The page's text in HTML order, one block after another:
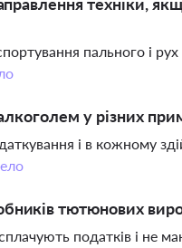
пального і
у різних
і в кожному
тютюнових
податків і не